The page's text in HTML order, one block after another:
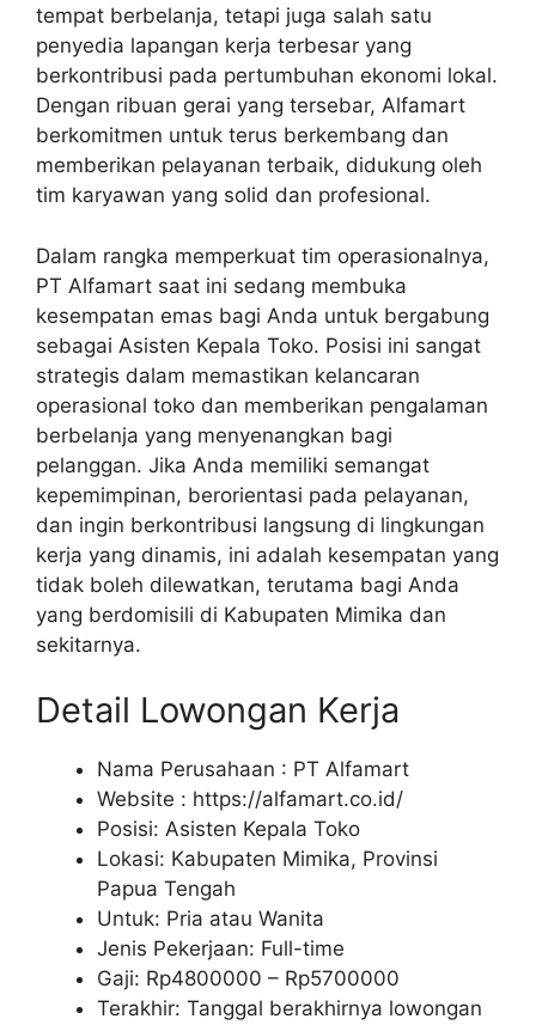
tempat berbelanja, tetapi juga salah satu
penyedia lapangan kerja terbesar yang
berkontribusi pada pertumbuhan ekonomi lokal.
Dengan ribuan gerai yang tersebar, Alfamart
berkomitmen untuk terus berkembang dan
memberikan pelayanan terbaik, didukung oleh
tim karyawan yang solid dan profesional.
Dalam rangka memperkuat tim operasionalnya,
PT Alfamart saat ini sedang membuka
kesempatan emas bagi Anda untuk bergabung
sebagai Asisten Kepala Toko. Posisi ini sangat
strategis dalam memastikan kelancaran
operasional toko dan memberikan pengalaman
berbelanja yang menyenangkan bagi
pelanggan. Jika Anda memiliki semangat
kepemimpinan, berorientasi pada pelayanan,
dan ingin berkontribusi langsung di lingkungan
kerja yang dinamis, ini adalah kesempatan yang
tidak boleh dilewatkan, terutama bagi Anda
yang berdomisili di Kabupaten Mimika dan
sekitarnya.
Detail Lowongan Kerja
Nama Perusahaan : PT Alfamart
Website : https://alfamart.co.id/
Posisi: Asisten Kepala Toko
Lokasi: Kabupaten Mimika, Provinsi
Papua Tengah
Untuk: Pria atau Wanita
Jenis Pekerjaan: Full-time
Gaji: Rp4800000 – Rp5700000
Terakhir: Tanggal berakhirnya lowongan